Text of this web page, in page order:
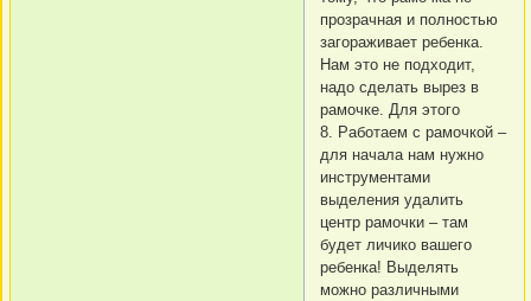
прозрачная и полностью
загораживает ребенка.
Нам это не подходит,
надо сделать вырез в
рамочке. Для этого
8. Работаем с рамочкой –
для начала нам нужно
инструментами
выделения удалить
центр рамочки – там
будет личико вашего
ребенка! Выделять
можно различными